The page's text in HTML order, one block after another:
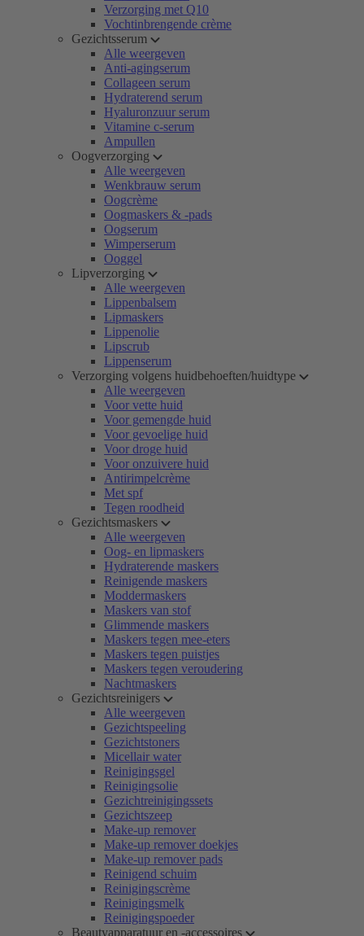
Verzorging met Q10
Vochtinbrengende crème
Gezichtsserum
Alle weergeven
Anti-agingserum
Collageen serum
Hydraterend serum
Hyaluronzuur serum
Vitamine c-serum
Ampullen
Oogverzorging
Alle weergeven
Wenkbrauw serum
Oogcrème
Oogmaskers & -pads
Oogserum
Wimperserum
Ooggel
Lipverzorging
Alle weergeven
Lippenbalsem
Lipmaskers
Lippenolie
Lipscrub
Lippenserum
Verzorging volgens huidbehoeften/huidtype
Alle weergeven
Voor vette huid
Voor gemengde huid
Voor gevoelige huid
Voor droge huid
Voor onzuivere huid
Antirimpelcrème
Met spf
Tegen roodheid
Gezichtsmaskers
Alle weergeven
Oog- en lipmaskers
Hydraterende maskers
Reinigende maskers
Moddermaskers
Maskers van stof
Glimmende maskers
Maskers tegen mee-eters
Maskers tegen puistjes
Maskers tegen veroudering
Nachtmaskers
Gezichtsreinigers
Alle weergeven
Gezichtspeeling
Gezichtstoners
Micellair water
Reinigingsgel
Reinigingsolie
Gezichtreinigingssets
Gezichtszeep
Make-up remover
Make-up remover doekjes
Make-up remover pads
Reinigend schuim
Reinigingscrème
Reinigingsmelk
Reinigingspoeder
Beautyapparatuur en -accessoires